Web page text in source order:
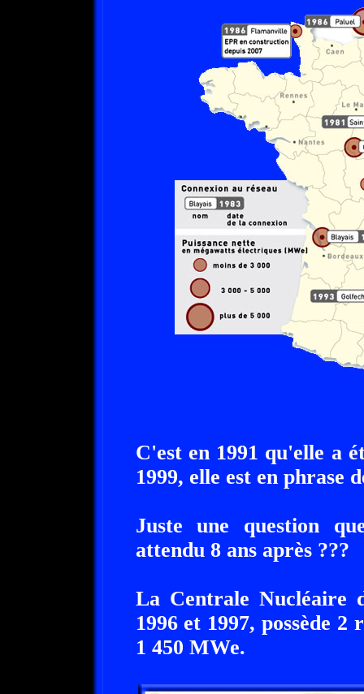
C'est en 1991 qu'elle a
1999, elle est en phrase
Juste une question
attendu 8 ans après ???
La Centrale Nucléaire
1996 et 1997, possède
1 450 MWe.